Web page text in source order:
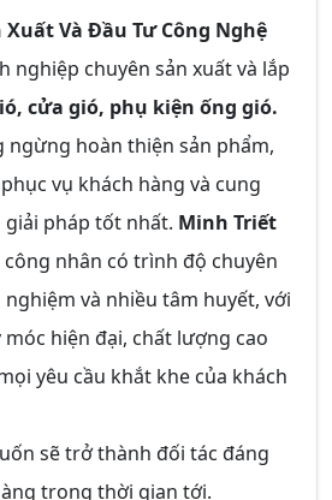
Xuất Và Đầu Tư Công Nghệ
nghiệp chuyên sản xuất và lắp
cửa gió, phụ kiện ống gió.
ngừng hoàn thiện sản phẩm,
vụ khách hàng và cung
pháp tốt nhất. Minh Triết
nhân có trình độ chuyên
và nhiều tâm huyết, với
hiện đại, chất lượng cao
yêu cầu khắt khe của khách
sẽ trở thành đối tác đáng
trong thời gian tới.